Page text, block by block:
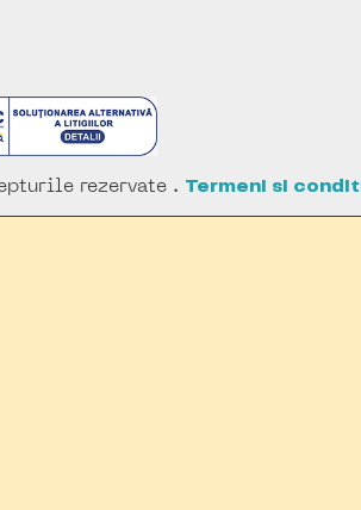
rezervate . Termeni si